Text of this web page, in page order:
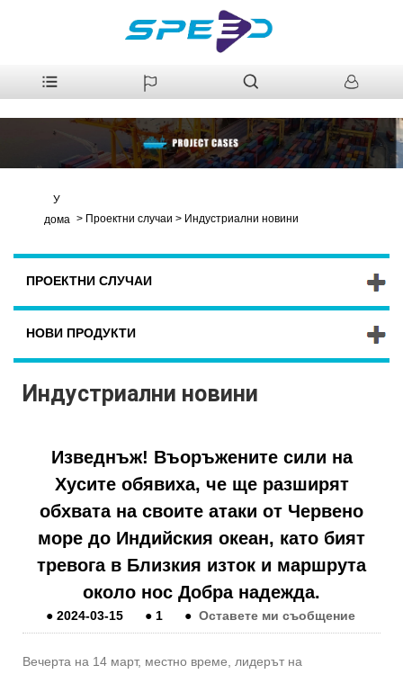
У
дома > Проектни случаи > Индустриални новини
ПРОЕКТНИ СЛУЧАИ
НОВИ ПРОДУКТИ
Индустриални новини
Изведнъж! Въоръжените сили на
Хусите обявиха, че ще разширят
обхвата на своите атаки от Червено
море до Индийския океан, като бият
тревога в Близкия изток и маршрута
около нос Добра надежда.
●2024-03-15 ● 1 ● Оставете ми съобщение
Вечерта на 14 март, местно време, лидерът на